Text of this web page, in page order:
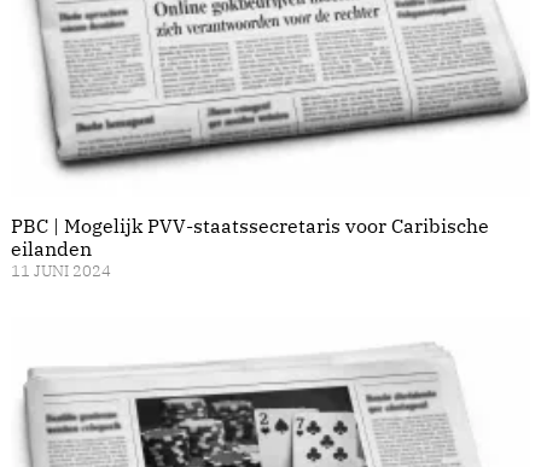
PBC | Mogelijk PVV-staatssecretaris voor Caribische
eilanden
11 JUNI 2024